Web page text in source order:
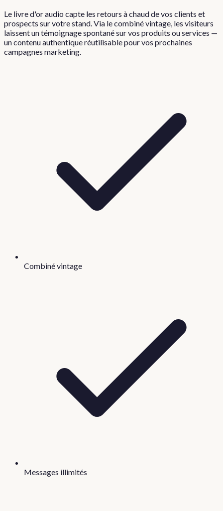
Le livre d'or audio capte les retours à chaud de vos clients et
prospects sur votre stand. Via le combiné vintage, les visiteurs
laissent un témoignage spontané sur vos produits ou services —
un contenu authentique réutilisable pour vos prochaines
campagnes marketing.
Combiné vintage
Messages illimités